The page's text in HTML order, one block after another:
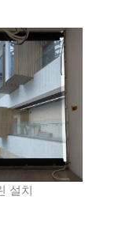
설치